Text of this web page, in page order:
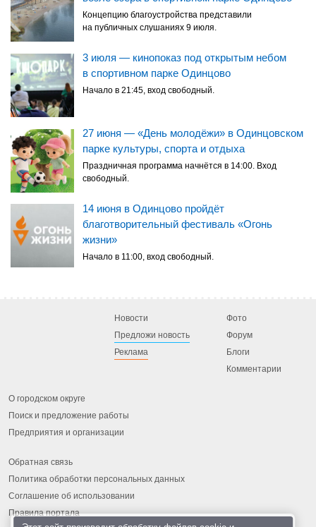
Концепцию благоустройства представили
на публичных слушаниях 9 июля.
3 июля — кинопоказ под открытым небом
в спортивном парке Одинцово
Начало в 21:45, вход свободный.
27 июня — «День молодёжи» в Одинцовском
парке культуры, спорта и отдыха
Праздничная программа начнётся в 14:00. Вход
свободный.
14 июня в Одинцово пройдёт
благотворительный фестиваль «Огонь
жизни»
Начало в 11:00, вход свободный.
Новости
Предложи новость
Реклама
Фото
Форум
Блоги
Комментарии
О городском округе
Поиск и предложение работы
Предприятия и организации
Обратная связь
Политика обработки персональных данных
Соглашение об использовании
Правила портала